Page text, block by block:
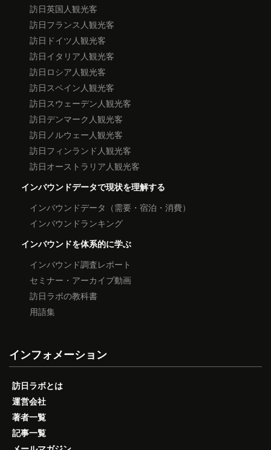
訪日英国人観光客
訪日フランス人観光客
訪日ドイツ人観光客
訪日イタリア人観光客
訪日ロシア人観光客
訪日スペイン人観光客
訪日スウェーデン人観光客
訪日デンマーク人観光客
訪日ノルウェー人観光客
訪日フィンランド人観光客
訪日オーストラリア人観光客
インバウンドデータで現状を理解する
インバウンドデータ（需要・宿泊・消費）
インバウンドランキング
インバウンドを体系的に学ぶ
インバウンド調査レポート
セミナー・アーカイブ動画
訪日ラボの教科書
用語集
インフォメーション
訪日ラボとは
運営会社
著者一覧
記事一覧